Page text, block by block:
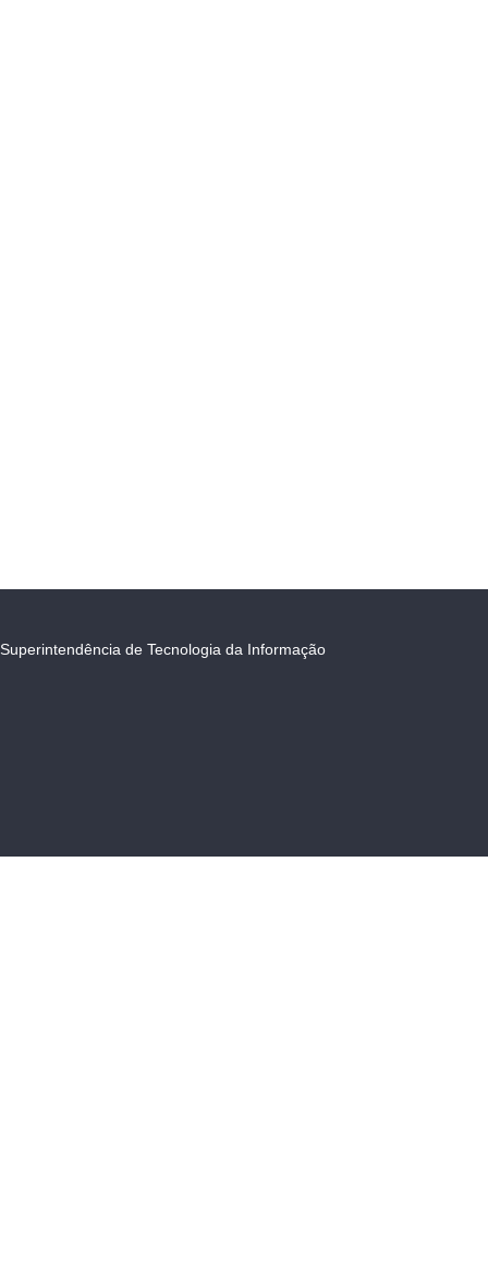
Superintendência de Tecnologia da Informação